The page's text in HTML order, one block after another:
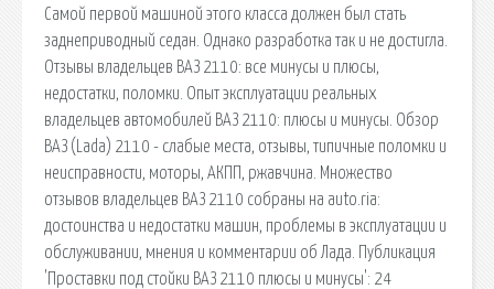
Самой первой машиной этого класса должен был стать
заднеприводный седан. Однако разработка так и не достигла.
Отзывы владельцев ВАЗ 2110: все минусы и плюсы,
недостатки, поломки. Опыт эксплуатации реальных
владельцев автомобилей ВАЗ 2110: плюсы и минусы. Обзор
ВАЗ (Lada) 2110 - слабые места, отзывы, типичные поломки и
неисправности, моторы, АКПП, ржавчина. Множество
отзывов владельцев ВАЗ 2110 собраны на auto.ria:
достоинства и недостатки машин, проблемы в эксплуатации и
обслуживании, мнения и комментарии об Лада. Публикация
'Проставки под стойки ВАЗ 2110 плюсы и минусы': 24